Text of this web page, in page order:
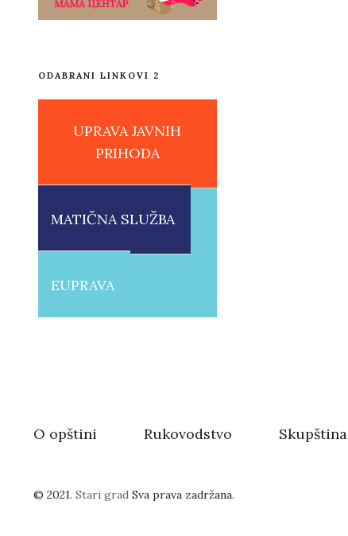
ODABRANI LINKOVI 2
UPRAVA JAVNIH
PRIHODA
MATIČNA SLUŽBA
EUPRAVA
O opštini Rukovodstvo Skupština
© 2021. Stari grad Sva prava zadržana.